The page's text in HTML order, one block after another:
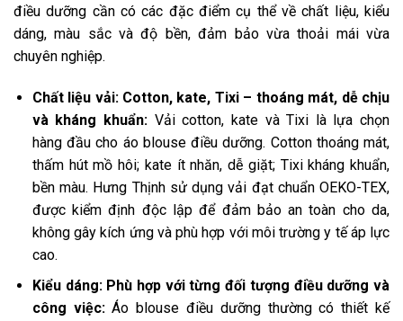
điều dưỡng cần có các đặc điểm cụ thể về chất liệu, kiểu
dáng, màu sắc và độ bền, đảm bảo vừa thoải mái vừa
chuyên nghiệp.
Chất liệu vải: Cotton, kate, Tixi – thoáng mát, dễ chịu
và kháng khuẩn: Vải cotton, kate và Tixi là lựa chọn
hàng đầu cho áo blouse điều dưỡng. Cotton thoáng mát,
thấm hút mồ hôi; kate ít nhăn, dễ giặt; Tixi kháng khuẩn,
bền màu. Hưng Thịnh sử dụng vải đạt chuẩn OEKO-TEX,
được kiểm định độc lập để đảm bảo an toàn cho da,
không gây kích ứng và phù hợp với môi trường y tế áp lực
cao.
Kiểu dáng: Phù hợp với từng đối tượng điều dưỡng và
công việc:Áo blouse điều dưỡng thường có thiết kế